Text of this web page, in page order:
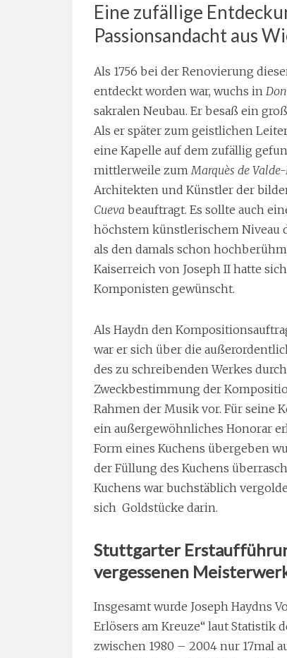
Eine zufällige
Passionsandacht aus
Als 1756 bei der Renovierung
entdeckt worden war, wuchs in
sakralen Neubau. Er besaß ein
Als er später zum geistlichen
eine Kapelle auf dem zufällig
mittlerweile zumMarquès de
Architekten und Künstler der
Cueva beauftragt. Es sollte auch
höchstem künstlerischem Niveau
als den damals schon
Kaiserreich von Joseph II hatte
Komponisten gewünscht.
Als Haydn den
war er sich über die
des zu schreibenden Werkes
Zweckbestimmung der
Rahmen der Musik vor. Für seine
ein außergewöhnliches Honorar
Form eines Kuchens übergeben
der Füllung des Kuchens
Kuchens war buchstäblich
sich Goldstücke darin.
Stuttgarter
vergessenen
Insgesamt wurde Joseph Haydns
Erlösers am Kreuze“ laut Statistik
zwischen 1980 – 2004 nur 17mal